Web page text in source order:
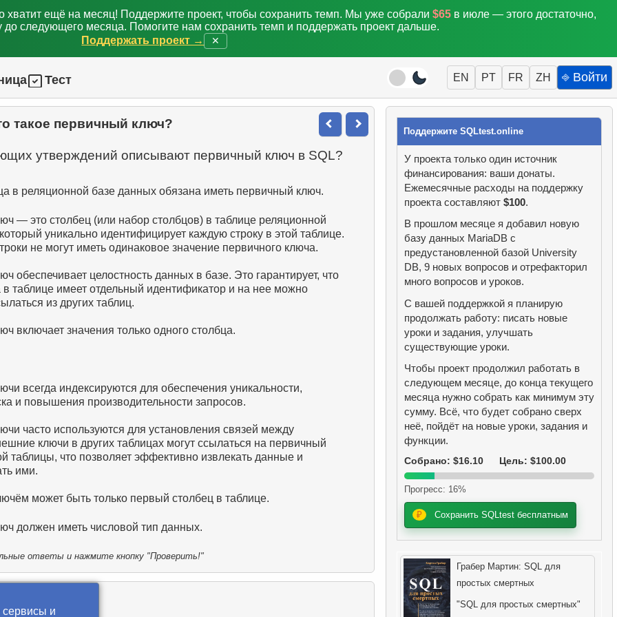
хватит ещё на месяц! Поддержите проект, чтобы сохранить темп. Мы уже собрали $65 в июле — этого достаточно,
до следующего месяца. Помогите нам сохранить темп и поддержать проект дальше.
Поддержать проект →
✕
Тест EN PT FR ZH ⎆ Войти
такое первичный ключ?
утверждений описывают первичный ключ в SQL?
в реляционной базе данных обязана иметь первичный ключ.
— это столбец (или набор столбцов) в таблице реляционной
уникально идентифицирует каждую строку в этой таблице.
не могут иметь одинаковое значение первичного ключа.
обеспечивает целостность данных в базе. Это гарантирует, что
в таблице имеет отдельный идентификатор и на нее можно
из других таблиц.
включает значения только одного столбца.
всегда индексируются для обеспечения уникальности,
и повышения производительности запросов.
часто используются для установления связей между
ключи в других таблицах могут ссылаться на первичный
таблицы, что позволяет эффективно извлекать данные и
ими.
может быть только первый столбец в таблице.
должен иметь числовой тип данных.
ответы и нажмите кнопку "Проверить!"
Поддержите SQLtest.online
У проекта только один источник
финансирования: ваши донаты.
Ежемесячные расходы на поддержку
проекта составляют $100.
В прошлом месяце я добавил новую
базу данных MariaDB с
предустановленной базой University
DB, 9 новых вопросов и отрефакторил
много вопросов и уроков.
С вашей поддержкой я планирую
продолжать работу: писать новые
уроки и задания, улучшать
существующие уроки.
Чтобы проект продолжил работать в
следующем месяце, до конца текущего
месяца нужно собрать как минимум эту
сумму. Всё, что будет собрано сверх
неё, пойдёт на новые уроки, задания и
функции.
Собрано: $16.10
Цель: $100.00
Прогресс: 16%
₽ Сохранить SQLtest бесплатным
Грабер Мартин: SQL для
простых смертных
"SQL для простых смертных"
сервисы и